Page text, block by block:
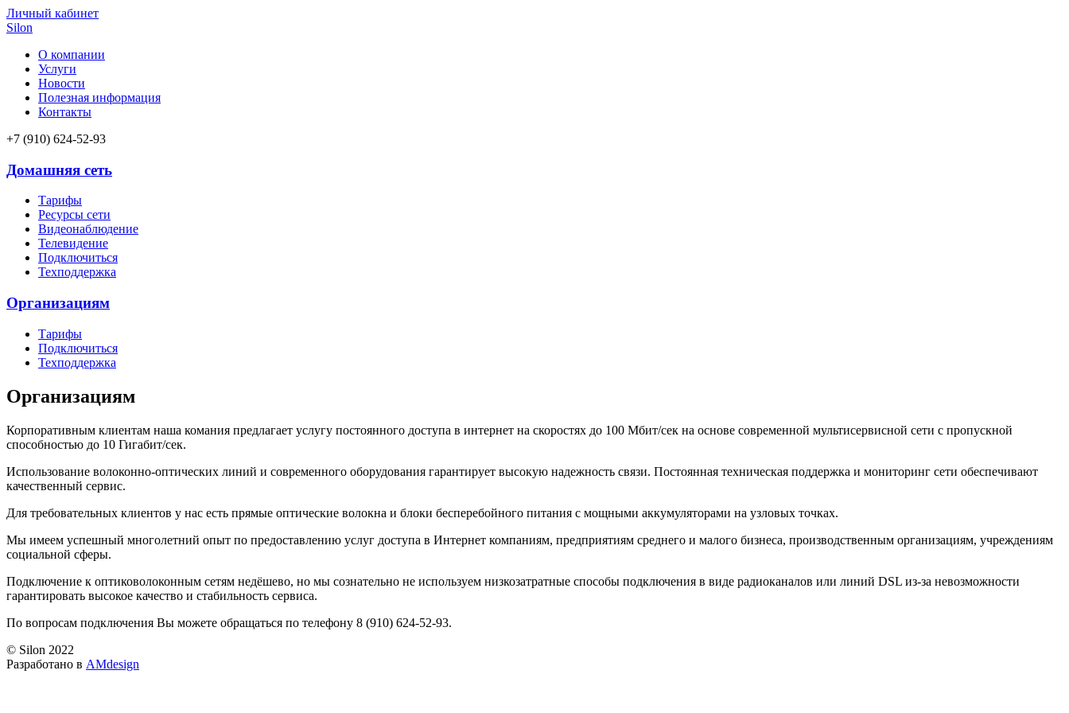
Личный кабинет
Silon
О компании
Услуги
Новости
Полезная информация
Контакты
+7 (910) 624-52-93
Домашняя сеть
Тарифы
Ресурсы сети
Видеонаблюдение
Телевидение
Подключиться
Техподдержка
Организациям
Тарифы
Подключиться
Техподдержка
Организациям
Корпоративным клиентам наша комания предлагает услугу постоянного доступа в интернет на скоростях до 100 Мбит/сек на основе современной мультисервисной сети с пропускной
способностью до 10 Гигабит/сек.
Использование волоконно-оптических линий и современного оборудования гарантирует высокую надежность связи. Постоянная техническая поддержка и мониторинг сети обеспечивают
качественный сервис.
Для требовательных клиентов у нас есть прямые оптические волокна и блоки бесперебойного питания с мощными аккумуляторами на узловых точках.
Мы имеем успешный многолетний опыт по предоставлению услуг доступа в Интернет компаниям, предприятиям среднего и малого бизнеса, производственным организациям, учреждениям
социальной сферы.
Подключение к оптиковолоконным сетям недёшево, но мы сознательно не используем низкозатратные способы подключения в виде радиоканалов или линий DSL из-за невозможности
гарантировать высокое качество и стабильность сервиса.
По вопросам подключения Вы можете обращаться по телефону 8 (910) 624-52-93.
© Silon 2022
Разработано в AMdesign